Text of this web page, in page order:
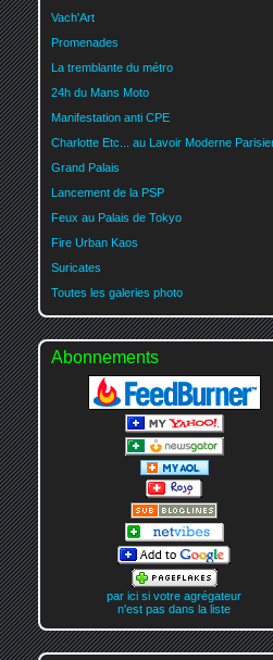
Vach'Art
Promenades
La tremblante du métro
24h du Mans Moto
Manifestation anti CPE
Charlotte Etc... au Lavoir Moderne
Grand Palais
Lancement de la PSP
Feux au Palais de Tokyo
Fire Urban Kaos
Suricates
Toutes les galeries photo
Abonnements
par ici si votre agrégateur
n'est pas dans la liste